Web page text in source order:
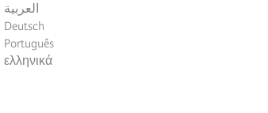
العربية
Deutsch
Português
ελληνικά